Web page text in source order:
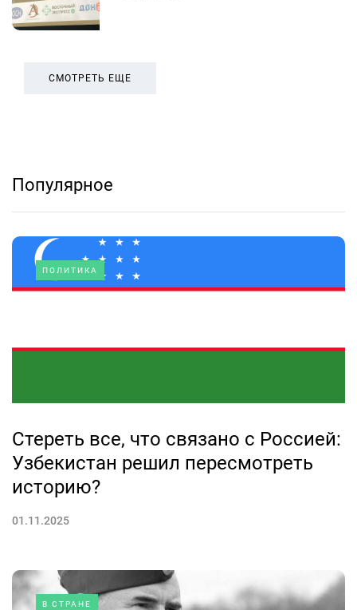
СМОТРЕТЬ ЕЩЕ
Популярное
ПОЛИТИКА
Стереть все, что связано с Россией:
Узбекистан решил пересмотреть
историю?
01.11.2025
В СТРАНЕ